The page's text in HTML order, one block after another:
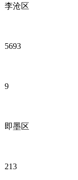
李沧区
5693
9
即墨区
213